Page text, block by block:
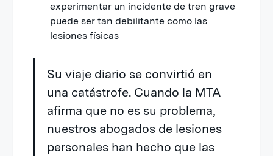
experimentar un incidente de tren grave
puede ser tan debilitante como las
lesiones físicas
Su viaje diario se convirtió en
una catástrofe. Cuando la MTA
afirma que no es su problema,
nuestros abogados de lesiones
personales han hecho que las